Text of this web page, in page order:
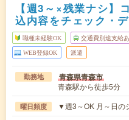
【週3～×残業ナシ】
込内容をチェック・
職種未経験OK 交通費別途支給
WEB登録OK 派遣
勤務地 青森県青森市
青森駅から徒歩5分
曜日頻度 ▼週3～OK 月～日の